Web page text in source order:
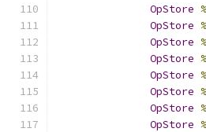
OpStore %
OpStore %
OpStore %
OpStore %
OpStore %
OpStore %
OpStore %
OpStore %